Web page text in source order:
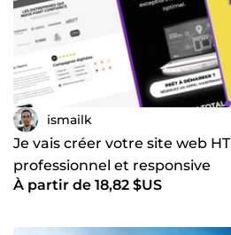
ismailk
Je vais créer votre site web
professionnel et responsive
À partir de 18,82 $US